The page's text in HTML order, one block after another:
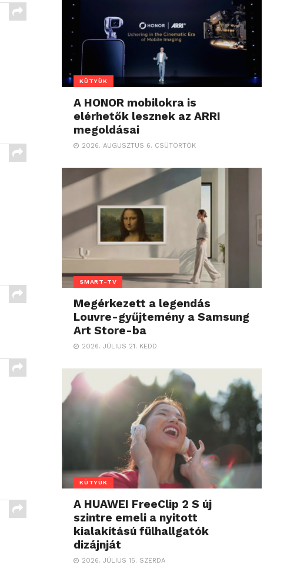
KÜTYÜK
A HONOR mobilokra is
elérhetők lesznek az ARRI
megoldásai
2026. AUGUSZTUS 6. CSÜTÖRTÖK
SMART-TV
Megérkezett a legendás
Louvre-gyűjtemény a Samsung
Art Store-ba
2026. JÚLIUS 21. KEDD
KÜTYÜK
A HUAWEI FreeClip 2 S új
szintre emeli a nyitott
kialakítású fülhallgatók
dizájnját
2026. JÚLIUS 15. SZERDA